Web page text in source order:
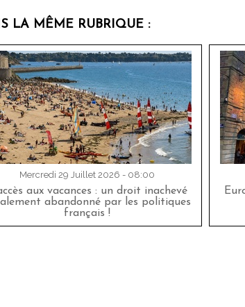
LA MÊME RUBRIQUE :
Mercredi 29 Juillet 2026 - 08:00
aux vacances : un droit inachevé
abandonné par les politiques
français !